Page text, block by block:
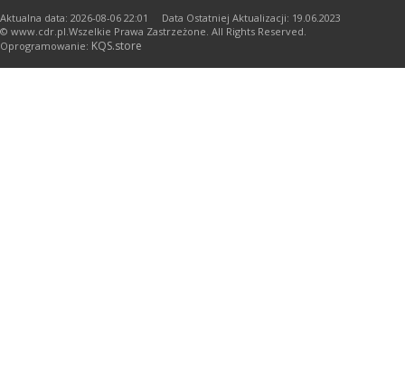
Aktualna data: 2026-08-06 22:01 Data Ostatniej Aktualizacji: 19.06.2023
© www.cdr.pl.Wszelkie Prawa Zastrzeżone. All Rights Reserved.
Oprogramowanie: KQS.store